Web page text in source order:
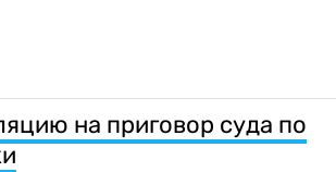
на приговор суда по